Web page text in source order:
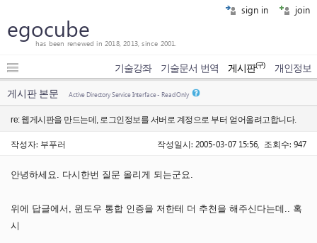
sign in join
egocube
has been renewed in 2018, 2013, since 2001.
기술강좌 기술문서 번역 게시판(구) 개인정보
게시판 본문 Active Directory Service Interface - Read Only
re: 웹게시판을 만드는데, 로그인정보를 서버로 계정으로 부터 얻어올려고합니다.
작성자: 부푸러 작성일시: 2005-03-07 15:56, 조회수: 947
안녕하세요. 다시한번 질문 올리게 되는군요.
위에 답글에서, 윈도우 통합 인증을 저한테 더 추천을 해주신다는데.. 혹
시